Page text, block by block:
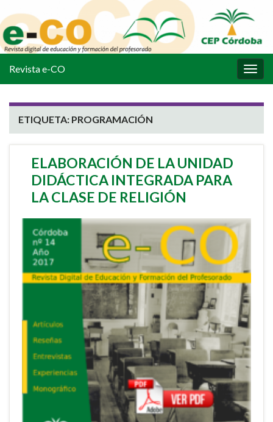
la
Revista e-CO
ETIQUETA: PROGRAMACIÓN
ELABORACIÓN DE LA UNIDAD
DIDÁCTICA INTEGRADA PARA
LA CLASE DE RELIGIÓN